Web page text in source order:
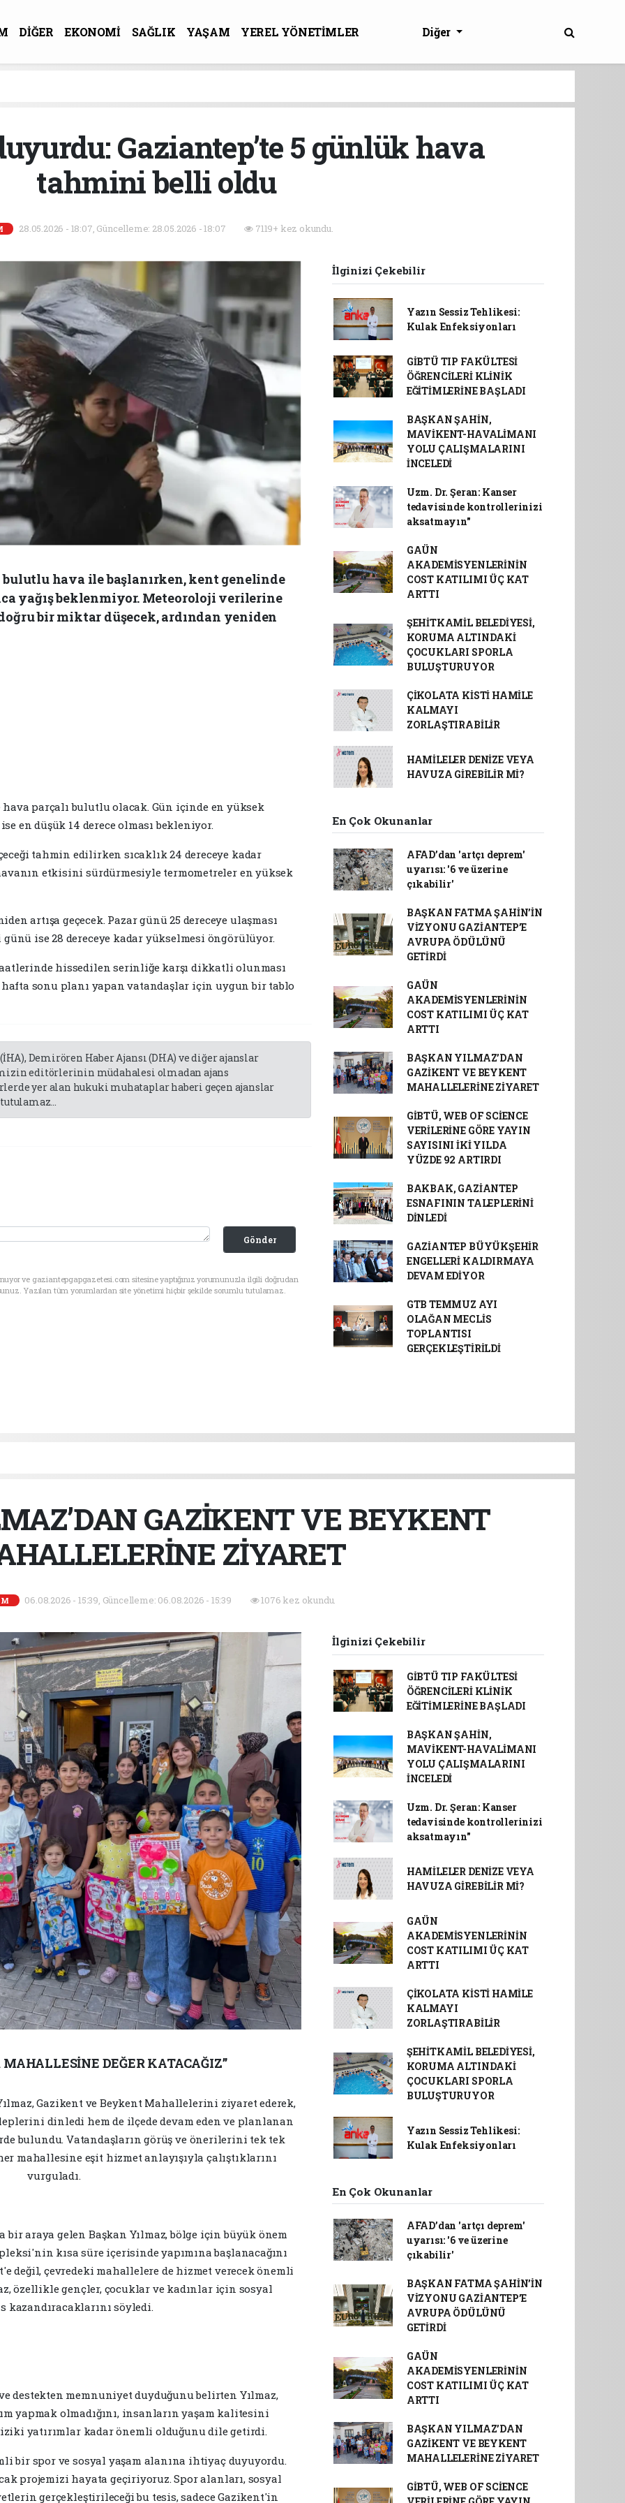
DİĞER EKONOMİ SAĞLIK YAŞAM
YEREL YÖNETİMLER
Diğer
Gaziantep’te 5 günlük hava
tahmini belli oldu
28.05.2026 - 18:07, Güncelleme: 28.05.2026 - 18:07 7119+ kez okundu.
bulutlu hava ile başlanırken, kent genelinde
yağış beklenmiyor. Meteoroloji verilerine
bir miktar düşecek, ardından yeniden
hava parçalı bulutlu olacak. Gün içinde en yüksek
en düşük 14 derece olması bekleniyor.
tahmin edilirken sıcaklık 24 dereceye kadar
etkisini sürdürmesiyle termometreler en yüksek
artışa geçecek. Pazar günü 25 dereceye ulaşması
günü ise 28 dereceye kadar yükselmesi öngörülüyor.
hissedilen serinliğe karşı dikkatli olunması
sonu planı yapan vatandaşlar için uygun bir tablo
Demirören Haber Ajansı (DHA) ve diğer ajanslar
editörlerinin müdahalesi olmadan ajans
yer alan hukuki muhataplar haberi geçen ajanslar
Gönder
ve gaziantepgapgazetesi.com sitesine yaptığınız yorumunuzla ilgili doğrudan
Yazılan tüm yorumlardan site yönetimi hiçbir şekilde sorumlu tutulamaz.
İlginizi Çekebilir
Yazın Sessiz Tehlikesi:
Kulak Enfeksiyonları
GİBTÜ TIP FAKÜLTESİ
ÖĞRENCİLERİ KLİNİK
EĞİTİMLERİNE BAŞLADI
BAŞKAN ŞAHİN,
MAVİKENT-HAVALİMANI
YOLU ÇALIŞMALARINI
İNCELEDİ
Uzm. Dr. Şeran: Kanser
tedavisinde kontrollerinizi
aksatmayın"
GAÜN
AKADEMİSYENLERİNİN
COST KATILIMI ÜÇ KAT
ARTTI
ŞEHİTKAMİL BELEDİYESİ,
KORUMA ALTINDAKİ
ÇOCUKLARI SPORLA
BULUŞTURUYOR
ÇİKOLATA KİSTİ HAMİLE
KALMAYI
ZORLAŞTIRABİLİR
HAMİLELER DENİZE VEYA
HAVUZA GİREBİLİR Mİ?
En Çok Okunanlar
AFAD’dan 'artçı deprem'
uyarısı: '6 ve üzerine
çıkabilir'
BAŞKAN FATMA ŞAHİN’İN
VİZYONU GAZİANTEP’E
AVRUPA ÖDÜLÜNÜ
GETİRDİ
GAÜN
AKADEMİSYENLERİNİN
COST KATILIMI ÜÇ KAT
ARTTI
BAŞKAN YILMAZ’DAN
GAZİKENT VE BEYKENT
MAHALLELERİNE ZİYARET
GİBTÜ, WEB OF SCİENCE
VERİLERİNE GÖRE YAYIN
SAYISINI İKİ YILDA
YÜZDE 92 ARTIRDI
BAKBAK, GAZİANTEP
ESNAFININ TALEPLERİNİ
DİNLEDİ
GAZİANTEP BÜYÜKŞEHİR
ENGELLERİ KALDIRMAYA
DEVAM EDİYOR
GTB TEMMUZ AYI
OLAĞAN MECLİS
TOPLANTISI
GERÇEKLEŞTİRİLDİ
GAZİKENT VE BEYKENT
ZİYARET
06.08.2026 - 15:39, Güncelleme: 06.08.2026 - 15:39 1076 kez okundu.
DEĞER KATACAĞIZ”
Gazikent ve Beykent Mahallelerini ziyaret ederek,
dinledi hem de ilçede devam eden ve planlanan
bulundu. Vatandaşların görüş ve önerilerini tek tek
mahallesine eşit hizmet anlayışıyla çalıştıklarını
vurguladı.
araya gelen Başkan Yılmaz, bölge için büyük önem
kısa süre içerisinde yapımına başlanacağını
değil, çevredeki mahallelere de hizmet verecek önemli
özellikle gençler, çocuklar ve kadınlar için sosyal
kazandıracaklarını söyledi.
memnuniyet duyduğunu belirten Yılmaz,
yapmak olmadığını, insanların yaşam kalitesini
yatırımlar kadar önemli olduğunu dile getirdi.
bir spor ve sosyal yaşam alanına ihtiyaç duyuyordu.
projemizi hayata geçiriyoruz. Spor alanları, sosyal
gerçekleştirileceği bu tesis, sadece Gazikent'in
İlginizi Çekebilir
GİBTÜ TIP FAKÜLTESİ
ÖĞRENCİLERİ KLİNİK
EĞİTİMLERİNE BAŞLADI
BAŞKAN ŞAHİN,
MAVİKENT-HAVALİMANI
YOLU ÇALIŞMALARINI
İNCELEDİ
Uzm. Dr. Şeran: Kanser
tedavisinde kontrollerinizi
aksatmayın"
HAMİLELER DENİZE VEYA
HAVUZA GİREBİLİR Mİ?
GAÜN
AKADEMİSYENLERİNİN
COST KATILIMI ÜÇ KAT
ARTTI
ÇİKOLATA KİSTİ HAMİLE
KALMAYI
ZORLAŞTIRABİLİR
ŞEHİTKAMİL BELEDİYESİ,
KORUMA ALTINDAKİ
ÇOCUKLARI SPORLA
BULUŞTURUYOR
Yazın Sessiz Tehlikesi:
Kulak Enfeksiyonları
En Çok Okunanlar
AFAD’dan 'artçı deprem'
uyarısı: '6 ve üzerine
çıkabilir'
BAŞKAN FATMA ŞAHİN’İN
VİZYONU GAZİANTEP’E
AVRUPA ÖDÜLÜNÜ
GETİRDİ
GAÜN
AKADEMİSYENLERİNİN
COST KATILIMI ÜÇ KAT
ARTTI
BAŞKAN YILMAZ’DAN
GAZİKENT VE BEYKENT
MAHALLELERİNE ZİYARET
GİBTÜ, WEB OF SCİENCE